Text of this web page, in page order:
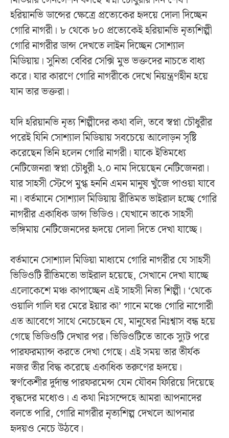
হরিয়ানভি ডান্সের ক্ষেত্রে প্রত্যেকের হৃদয়ে দোলা দিচ্ছেন
গোরি নাগরী। ৮ থেকে ৮০ প্রত্যেকেই হরিয়ানভি নৃত্যশিল্পী
গোরি নাগরীর ডান্স দেখতে লাইন দিচ্ছেন সোশ্যাল
মিডিয়ায়। সুনিতা বেবির সেক্সি মুভ ভক্তদের নাচতে বাধ্য
করে। যার কারণে গোরি নাগরীকে দেখে নিয়ন্ত্রণহীন হয়ে
যান তার ভক্তরা।
যদি হরিয়ানভি নৃত্য শিল্পীদের কথা বলি, তবে স্বপ্না চৌধুরীর
পরেই যিনি সোশ্যাল মিডিয়ায় সবচেয়ে আলোড়ন সৃষ্টি
করেছেন তিনি হলেন গোরি নাগরী। যাকে ইতিমধ্যে
নেটিজেনরা স্বপ্না চৌধুরী ২.০ নাম দিয়েছেন নেটিজেনরা।
যার সাহসী স্টেপে মুগ্ধ হননি এমন মানুষ খুঁজে পাওয়া যাবে
না। বর্তমানে সোশ্যাল মিডিয়ায় রীতিমত ভাইরাল হচ্ছে গোরি
নাগরীর একাধিক ডান্স ভিডিও। যেখানে তাকে সাহসী
ভঙ্গিমায় নেটিজেনদের হৃদয়ে দোলা দিতে দেখা যাচ্ছে।
বর্তমানে সোশ্যাল মিডিয়া মাধ্যমে গোরি নাগরীর যে সাহসী
ভিডিওটি রীতিমতো ভাইরাল হয়েছে, সেখানে দেখা যাচ্ছে
এলোকেশে মঞ্চ কাপাচ্ছেন এই সাহসী নিত্য শিল্পী। ‘থেকে
ওয়ালি গালি ঘর মেরে ইয়ার কা’ গানে মঞ্চে গোরি নাগোরী
এত আবেগে সাথে নেচেছেন যে, মানুষের নিঃশ্বাস বন্ধ হয়ে
গেছে ভিডিওটি দেখার পর। ভিডিওটিতে তাকে স্যুট পরে
পারফরম্যান্স করতে দেখা গেছে। এই সময় তার তীর্যক
নজর তীর বিদ্ধ করেছে একাধিক তরুণের হৃদয়ে।
স্বর্ণকেশীর দুর্দান্ত পারফরমেন্স যেন যৌবন ফিরিয়ে দিয়েছে
বৃদ্ধদের মধ্যেও। এ কথা নিঃসন্দেহে আমরা আপনাদের
বলতে পারি, গোরি নাগরীর নৃত্যশিল্প দেখলে আপনার
হৃদয়ও নেচে উঠবে।